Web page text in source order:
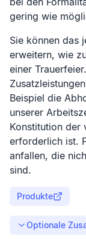
gering wie
Sie können das
erweitern, wie
einer
Beispiel die
unserer
Konstitution der
erforderlich ist.
anfallen, die
sind.
Produkte
Optionale